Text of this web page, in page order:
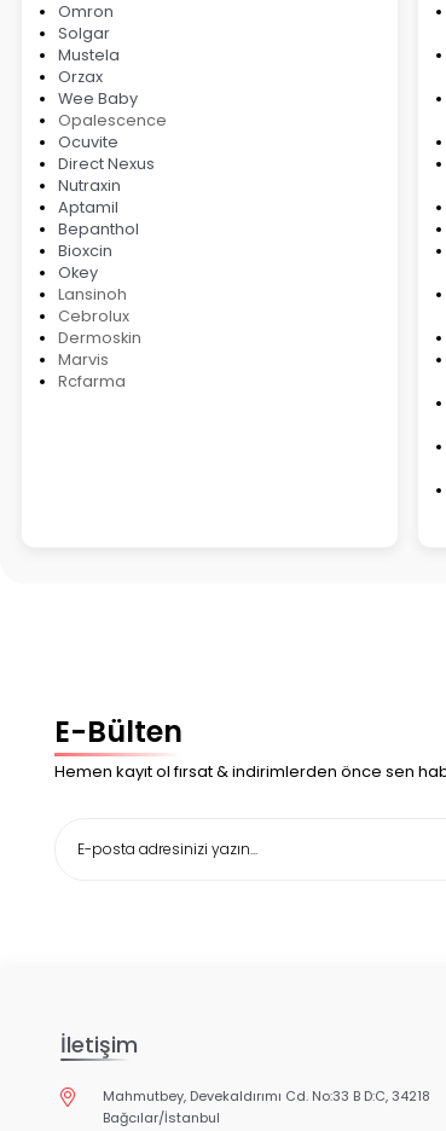
Omron
Solgar
Mustela
Orzax
Wee Baby
Opalescence
Ocuvite
Direct Nexus
Nutraxin
Aptamil
Bepanthol
Bioxcin
Okey
Lansinoh
Cebrolux
Dermoskin
Marvis
Rcfarma
E-Bülten
Hemen kayıt ol fırsat & indirimlerden önce sen
İletişim
Mahmutbey, Devekaldırımı Cd. No:33 B D:C, 34218
Bağcılar/İstanbul